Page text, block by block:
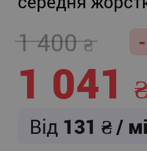
1 400
1 041
Від 131 /